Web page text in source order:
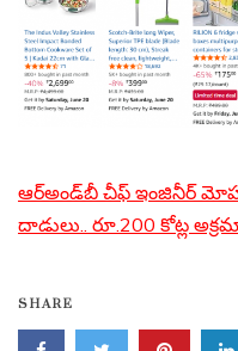
ఆర్‌అండ్‌బీ చీఫ్ ఇంజినీర్
దాడులు.. రూ.200 కోట్ల
SHARE